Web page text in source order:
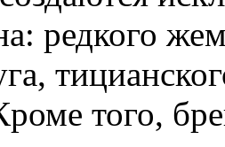
редкого
того,